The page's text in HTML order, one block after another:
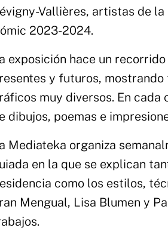
Vallières, artistas de
2023-2024.
exposición hace un
y futuros,
muy diversos. En cada
dibujos, poemas e
Mediateka organiza
en la que se explican
como los estilos,
Mengual, Lisa Blumen y